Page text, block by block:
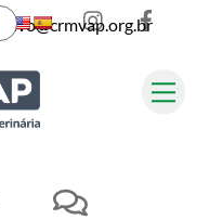
Instagram